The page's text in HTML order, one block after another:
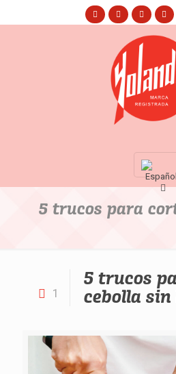
5 trucos para
1
5 trucos
cebolla